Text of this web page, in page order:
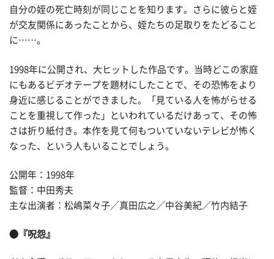
自分の姪の死亡時刻が同じことを知ります。さらに彼らと姪
が交友関係にあったことから、姪たちの足取りをたどること
に……。
1998年に公開され、大ヒットした作品です。当時どこの家庭
にもあるビデオテープを題材にしたことで、その恐怖をより
身近に感じることができました。「見ている人を怖がらせる
ことを重視して作った」といわれているだけあって、その怖
さは折り紙付き。本作を見て何もついていないテレビが怖く
なった、という人もいることでしょう。
公開年：1998年
監督：中田秀夫
主な出演者：松嶋菜々子／真田広之／中谷美紀／竹内結子
●『呪怨』